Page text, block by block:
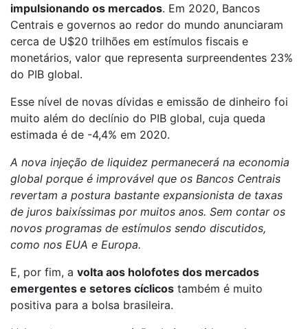
impulsionando os mercados. Em 2020, Bancos
Centrais e governos ao redor do mundo anunciaram
cerca de U$20 trilhões em estímulos fiscais e
monetários, valor que representa surpreendentes 23%
do PIB global.
Esse nível de novas dívidas e emissão de dinheiro foi
muito além do declínio do PIB global, cuja queda
estimada é de -4,4% em 2020.
A nova injeção de liquidez permanecerá na economia
global porque é improvável que os Bancos Centrais
revertam a postura bastante expansionista de taxas
de juros baixíssimas por muitos anos. Sem contar os
novos programas de estímulos sendo discutidos,
como nos EUA e Europa.
E, por fim, a volta aos holofotes dos mercados
emergentes e setores cíclicos também é muito
positiva para a bolsa brasileira.